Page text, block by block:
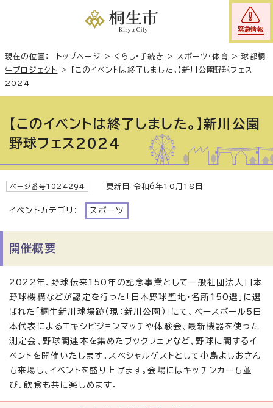
緊急情報
現在の位置： トップページ > くらし・手続き > スポーツ・体育 >球都桐
生プロジェクト
>
【このイベントは終了しました。】新川公園野球フェス
2024
【このイベントは終了しました。】新川公園
野球フェス2024
ページ番号1024294 更新日 令和6年10月18日
イベントカテゴリ： スポーツ
開催概要
2022年、野球伝来150年の記念事業として一般社団法人日本
野球機構などが認定を行った「日本野球聖地・名所150選」に選
ばれた「桐生新川球場跡（現：新川公園）」にて、ベースボール5日
本代表によるエキシビジョンマッチや体験会、最新機器を使った
測定会、野球関連本を集めたブックフェアなど、野球に関するイ
ベントを開催いたします。スペシャルゲストとして小島よしおさん
も来場し、イベントを盛り上げます。会場にはキッチンカーも並
び、飲食も共に楽しめます。